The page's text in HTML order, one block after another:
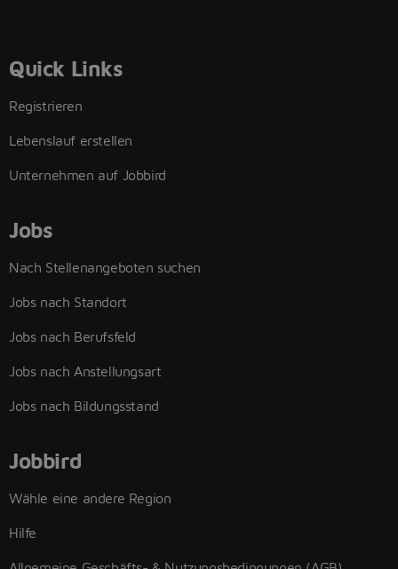
Quick Links
Registrieren
Lebenslauf erstellen
Unternehmen auf Jobbird
Jobs
Nach Stellenangeboten suchen
Jobs nach Standort
Jobs nach Berufsfeld
Jobs nach Anstellungsart
Jobs nach Bildungsstand
Jobbird
Wähle eine andere Region
Hilfe